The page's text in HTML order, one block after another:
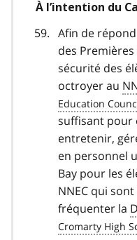
À l’intention du
Afin de
des
sécurité des
octroyer au
suffisant pour
entretenir,
en personnel
Bay pour les
NNEC qui
fréquenter la